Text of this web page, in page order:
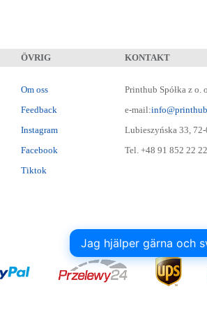
ÖVRIG
Om oss
Feedback
Instagram
Facebook
Tiktok
KONTAKT
Printhub Spółka z o. o.
e-mail:
Lubieszyńska 33,
Tel. +48 91 852 22
Jag hjälper gärna och